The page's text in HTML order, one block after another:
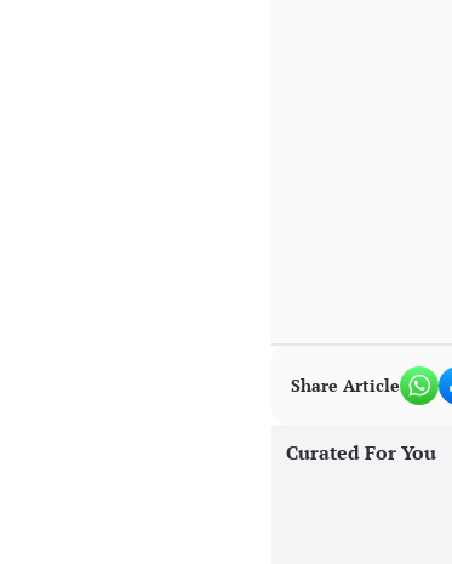
Share Article
Curated For You